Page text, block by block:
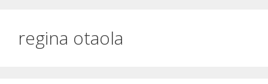
regina otaola